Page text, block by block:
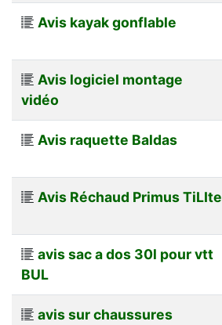
Avis kayak gonflable
Avis logiciel montage
vidéo
Avis raquette Baldas
Avis Réchaud Primus TiLIte
avis sac a dos 30l pour vtt
BUL
avis sur chaussures